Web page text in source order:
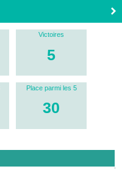
Victoires
5
Place parmi les 5
30